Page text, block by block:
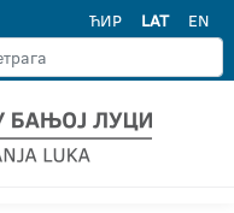
ЋИР LAT EN